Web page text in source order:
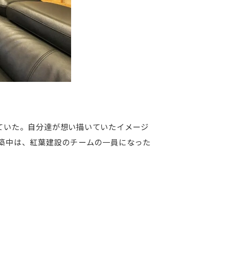
た。自分達が想い描いていたイメージ
は、紅葉建設のチームの一員になった